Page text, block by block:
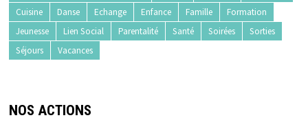
Cuisine
Danse Echange Enfance Famille
Formation
Jeunesse
Lien Social Parentalité Santé Soirées
Sorties
Séjours
Vacances
NOS ACTIONS